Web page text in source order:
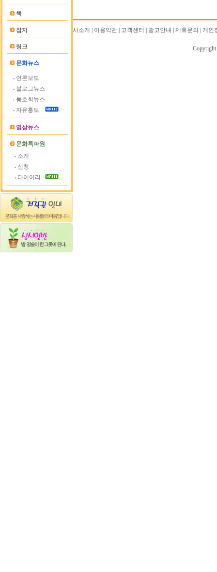
책
잡지
링크
문화뉴스
언론보도
블로그뉴스
동호회뉴스
자유홍보
영상뉴스
문화특파원
소개
신청
다이어리
회사소개 | 이용약관 | 고객센터 | 광고안내 | 제휴문의 | 개
Copyright